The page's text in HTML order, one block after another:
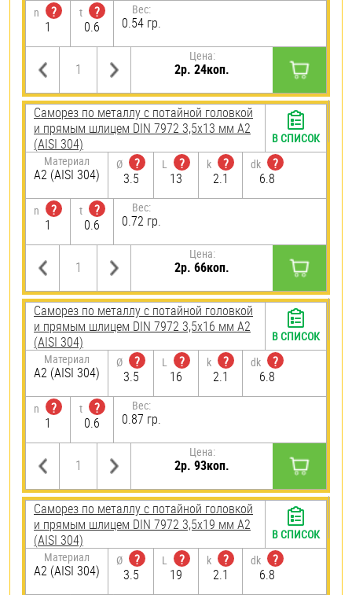
n
?
1
t
?
0.6
Вес:
0.54 гр.
Цена:
2р. 24коп.
Саморез по металлу с потайной головкой
и прямым шлицем DIN 7972 3,5х13 мм А2
(AISI 304)
Материал
А2 (AISI 304)
Ø
?
3.5
L
?
13
k
?
2.1
dk
?
6.8
n
?
1
t
?
0.6
Вес:
0.72 гр.
Цена:
2р. 66коп.
В СПИСОК
Саморез по металлу с потайной головкой
и прямым шлицем DIN 7972 3,5х16 мм А2
(AISI 304)
Материал
А2 (AISI 304)
Ø
?
3.5
L
?
16
k
?
2.1
dk
?
6.8
n
?
1
t
?
0.6
Вес:
0.87 гр.
Цена:
2р. 93коп.
В СПИСОК
Саморез по металлу с потайной головкой
и прямым шлицем DIN 7972 3,5х19 мм А2
(AISI 304)
Материал
А2 (AISI 304)
Ø
?
3.5
L
?
19
k
?
2.1
dk
?
6.8
В СПИСОК